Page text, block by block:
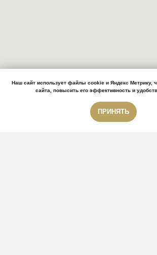
Звонок
Наш сайт использует файлы cookie и Яндекс Метрику,
сайта, повысить его эффективность и
ПРИНЯТЬ